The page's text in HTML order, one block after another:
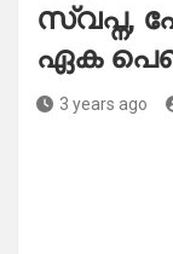
സ്വപ്ന,
ഏക
3 years ago